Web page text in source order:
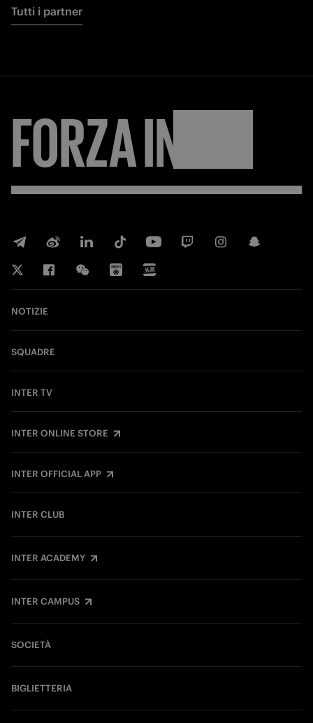
Tutti i partner
FORZAINTER
NOTIZIE
SQUADRE
INTER TV
INTER ONLINE STORE
INTER OFFICIAL APP
INTER CLUB
INTER ACADEMY
INTER CAMPUS
SOCIETÀ
BIGLIETTERIA